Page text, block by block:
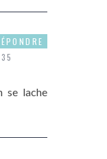
se lache